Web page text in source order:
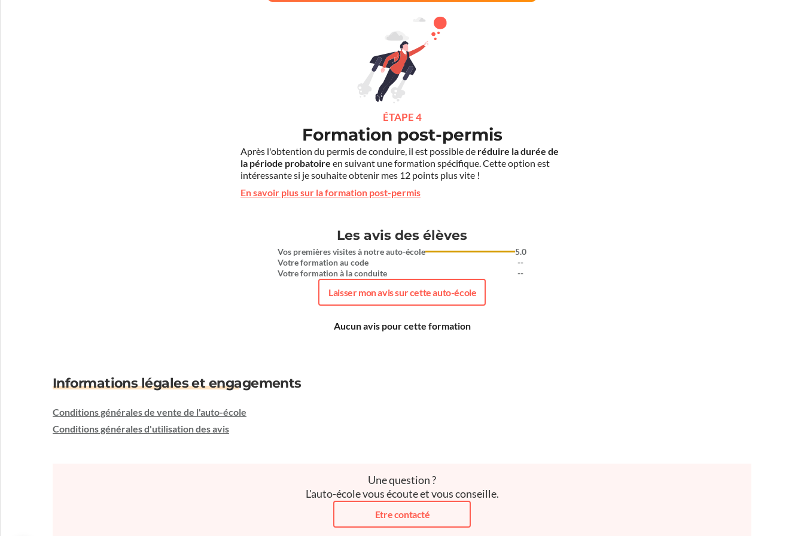
ÉTAPE 4
Formation post-permis
Après l'obtention du permis de conduire, il est possible de réduire la durée de
la période probatoire en suivant une formation spécifique. Cette option est
intéressante si je souhaite obtenir mes 12 points plus vite !
En savoir plus sur la formation post-permis
Les avis des élèves
Vos premières visites à notre auto-école
Votre formation au code
Votre formation à la conduite
5.0
--
--
Laisser mon avis sur cette auto-école
Aucun avis pour cette formation
Informations légales et engagements
Conditions générales de vente de l'auto-école
Conditions générales d'utilisation des avis
Une question ?
L'auto-école vous écoute et vous conseille.
Etre contacté